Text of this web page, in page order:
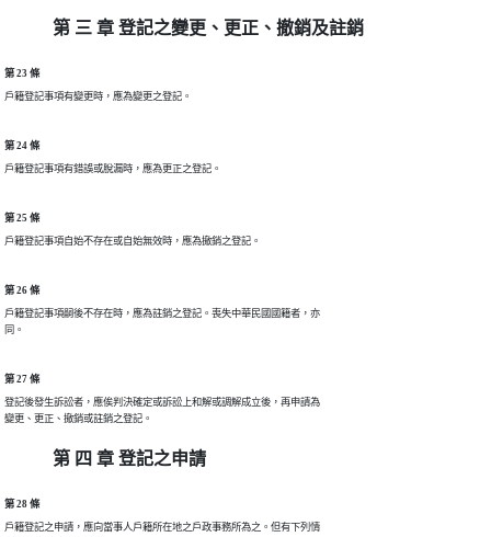
第 三 章 登記之變更、更正、撤銷及註銷
第 23 條
戶籍登記事項有變更時，應為變更之登記。
第 24 條
戶籍登記事項有錯誤或脫漏時，應為更正之登記。
第 25 條
戶籍登記事項自始不存在或自始無效時，應為撤銷之登記。
第 26 條
戶籍登記事項嗣後不存在時，應為註銷之登記。喪失中華民國國籍者，亦
同。
第 27 條
登記後發生訴訟者，應俟判決確定或訴訟上和解或調解成立後，再申請為
變更、更正、撤銷或註銷之登記。
第 四 章 登記之申請
第 28 條
戶籍登記之申請，應向當事人戶籍所在地之戶政事務所為之。但有下列情